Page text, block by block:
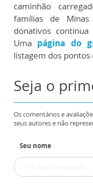
caminhão
famílias de
donativos
Uma página do
listagem dos pontos
Seja o
Os comentários e
seus autores e não
Seu nome